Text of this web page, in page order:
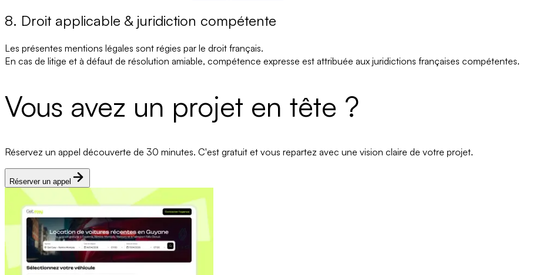
8. Droit applicable & juridiction compétente
Les présentes mentions légales sont régies par le droit français.
En cas de litige et à défaut de résolution amiable, compétence expresse est attribuée aux juridictions françaises compétentes.
Vous avez un projet en tête ?
Réservez un appel découverte de 30 minutes. C'est gratuit et vous repartez avec une vision claire de votre projet.
Réserver un appel